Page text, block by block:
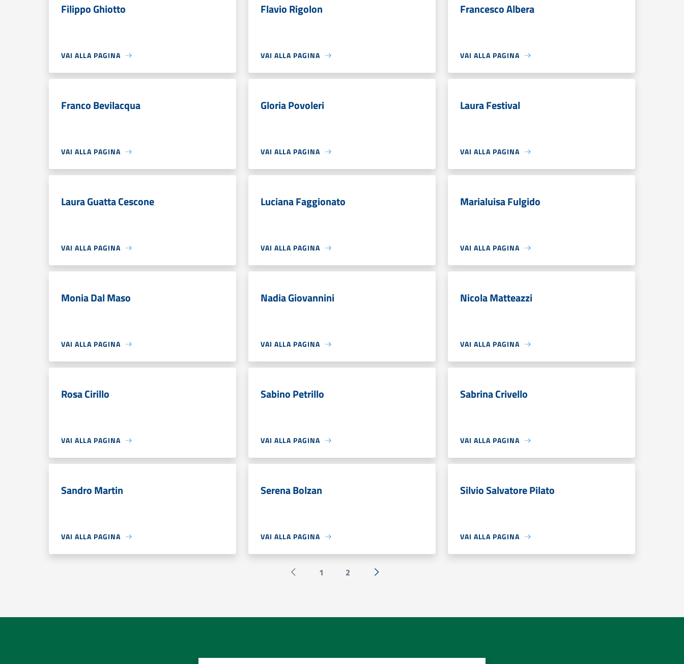
Filippo Ghiotto
VAI ALLA PAGINA
Flavio Rigolon
VAI ALLA PAGINA
Francesco Albera
VAI ALLA PAGINA
Franco Bevilacqua
VAI ALLA PAGINA
Gloria Povoleri
VAI ALLA PAGINA
Laura Festival
VAI ALLA PAGINA
Laura Guatta Cescone
VAI ALLA PAGINA
Luciana Faggionato
VAI ALLA PAGINA
Marialuisa Fulgido
VAI ALLA PAGINA
Monia Dal Maso
VAI ALLA PAGINA
Nadia Giovannini
VAI ALLA PAGINA
Nicola Matteazzi
VAI ALLA PAGINA
Rosa Cirillo
VAI ALLA PAGINA
Sabino Petrillo
VAI ALLA PAGINA
Sabrina Crivello
VAI ALLA PAGINA
Sandro Martin
VAI ALLA PAGINA
Serena Bolzan
VAI ALLA PAGINA
Silvio Salvatore Pilato
VAI ALLA PAGINA
Pagina precedente
1 2
Successiva »